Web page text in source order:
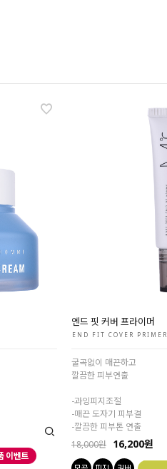
엔드 핏 커버 프라이머
END FIT COVER PRIMER
굴곡없이 매끈하고
깔끔한 피부연출
-과잉피지조절
-매끈 도자기 피부결
-깔끔한 피부톤 연출
18,000원 16,200원